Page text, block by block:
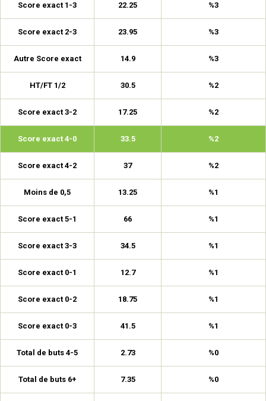
Score exact 1-3 22.25 %3
Score exact 2-3 23.95 %3
Autre Score exact 14.9 %3
HT/FT 1/2 30.5 %2
Score exact 3-2 17.25 %2
Score exact 4-0 33.5 %2
Score exact 4-2 37 %2
Moins de 0,5 13.25 %1
Score exact 5-1 66 %1
Score exact 3-3 34.5 %1
Score exact 0-1 12.7 %1
Score exact 0-2 18.75 %1
Score exact 0-3 41.5 %1
Total de buts 4-5 2.73 %0
Total de buts 6+ 7.35 %0